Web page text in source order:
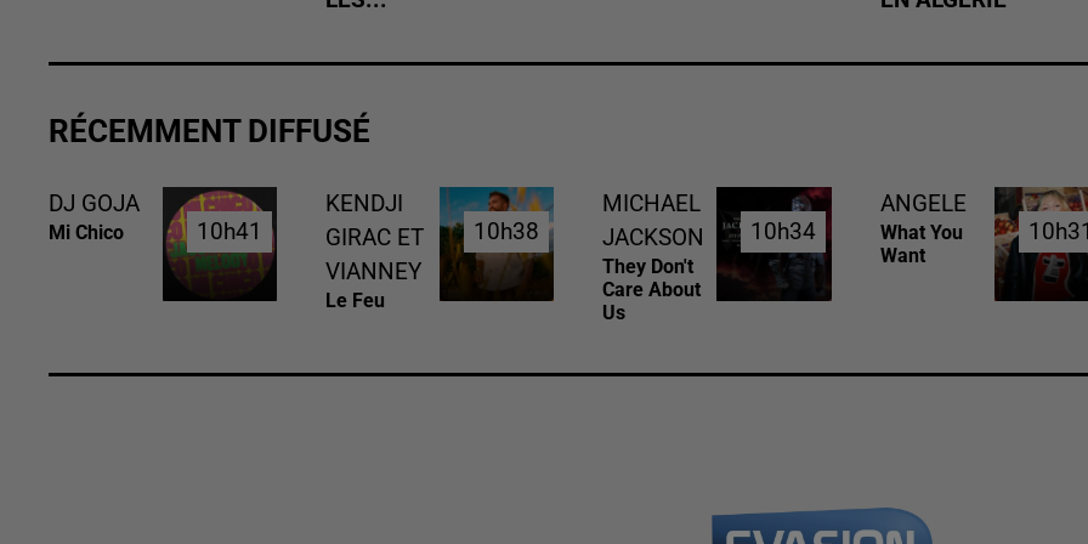
RÉCEMMENT DIFFUSÉ
DJ GOJA
Mi Chico 10h41
10h41
KENDJI
GIRAC ET
VIANNEY
Le Feu
10h38
10h38
MICHAEL
JACKSON
They Don't
Care About
Us
10h34
10h34
ANGELE
What You
Want